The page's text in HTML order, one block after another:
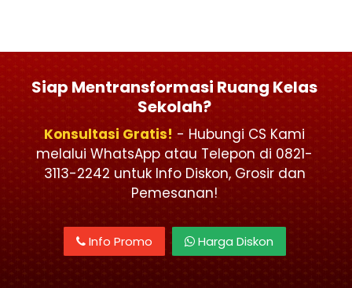
Siap Mentransformasi Ruang Kelas
Sekolah?
Konsultasi Gratis! - Hubungi CS Kami
melalui WhatsApp atau Telepon di 0821-
3113-2242 untuk Info Diskon, Grosir dan
Pemesanan!
Info Promo Harga Diskon